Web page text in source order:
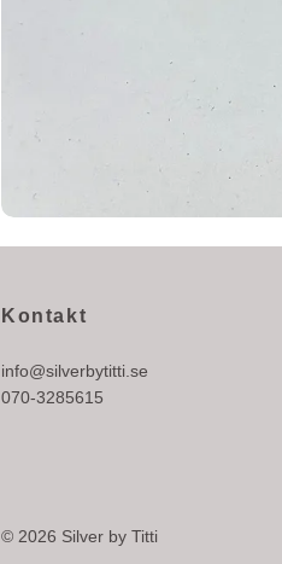
Kontakt
info@silverbytitti.se
070-3285615
© 2026 Silver by Titti